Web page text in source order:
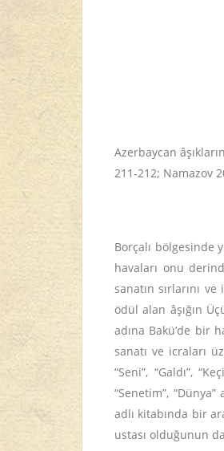
Azerbaycan
211-212; Namazov
Borçalı bölgesinde
havaları onu
sanatın sırlarını
ödül alan âşığın
adına Bakü’de bir
sanatı ve icraları
“Seni”, “Galdı”,
“Senetim”,
adlı kitabında bir
ustası olduğunun